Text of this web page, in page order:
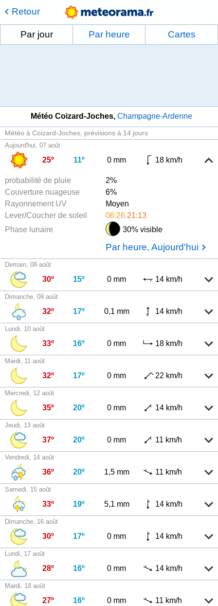
Retour
Par jour Par heure Cartes
Météo Coizard-Joches Champagne-Ardenne
Météo à Coizard-Joches prévisions à 14 jours
Aujourd'hui, 07 août
25º 11º 0 mm 18 km/h
probabilité de pluie
2%
Couverture nuageuse
6%
Rayonnement UV
Moyen
Lever/Coucher de soleil
06:26 21:13
Phase lunaire
30% visible
Par heure, Aujourd'hui
Demain, 08 août
30º 15º 0 mm 14 km/h
Dimanche, 09 août
32º 17º 0,1 mm 14 km/h
Lundi, 10 août
33º 16º 0 mm 18 km/h
Mardi, 11 août
32º 17º 0 mm 22 km/h
Mercredi, 12 août
35º 20º 0 mm 14 km/h
Jeudi, 13 août
37º 20º 0 mm 11 km/h
Vendredi, 14 août
36º 20º 1,5 mm 11 km/h
Samedi, 15 août
33º 19º 5,1 mm 14 km/h
Dimanche, 16 août
30º 17º 0 mm 14 km/h
Lundi, 17 août
28º 16º 0 mm 14 km/h
Mardi, 18 août
27º 16º 0 mm 11 km/h